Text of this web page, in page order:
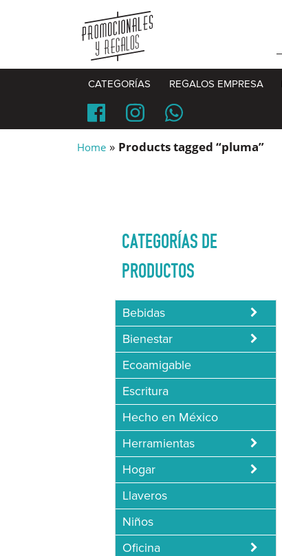
CATEGORÍAS REGALOS EMPRESA
Home » Products tagged “pluma”
CATEGORÍAS DE
PRODUCTOS
Bebidas
Bienestar
Ecoamigable
Escritura
Hecho en México
Herramientas
Hogar
Llaveros
Niños
Oficina